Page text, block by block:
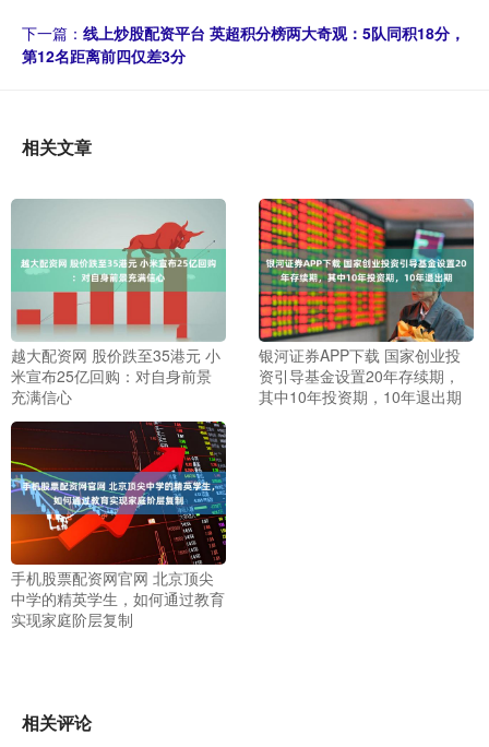
下一篇： 线上炒股配资平台 英超积分榜两大奇观：5队同积18分，
第12名距离前四仅差3分
相关文章
越大配资网 股价跌至35港元 小
米宣布25亿回购：对自身前景
充满信心
银河证券APP下载 国家创业投
资引导基金设置20年存续期，
其中10年投资期，10年退出期
手机股票配资网官网 北京顶尖
中学的精英学生，如何通过教育
实现家庭阶层复制
相关评论